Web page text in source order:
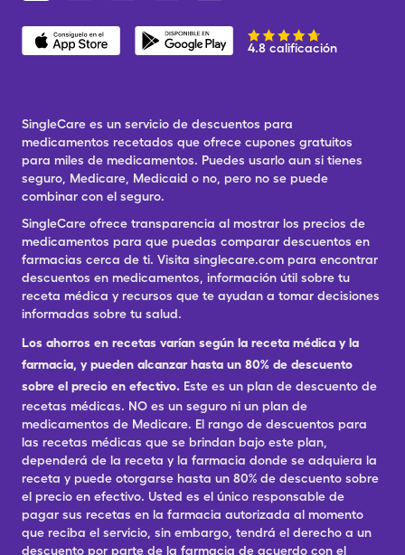
4.8 calificación
SingleCare es un servicio de descuentos para
medicamentos recetados que ofrece cupones gratuitos
para miles de medicamentos. Puedes usarlo aun si tienes
seguro, Medicare, Medicaid o no, pero no se puede
combinar con el seguro.
SingleCare ofrece transparencia al mostrar los precios de
medicamentos para que puedas comparar descuentos en
farmacias cerca de ti. Visita singlecare.com para encontrar
descuentos en medicamentos, información útil sobre tu
receta médica y recursos que te ayudan a tomar decisiones
informadas sobre tu salud.
Los ahorros en recetas varían según la receta médica y la
farmacia, y pueden alcanzar hasta un 80% de descuento
sobre el precio en efectivo. Este es un plan de descuento de
recetas médicas. NO es un seguro ni un plan de
medicamentos de Medicare. El rango de descuentos para
las recetas médicas que se brindan bajo este plan,
dependerá de la receta y la farmacia donde se adquiera la
receta y puede otorgarse hasta un 80% de descuento sobre
el precio en efectivo. Usted es el único responsable de
pagar sus recetas en la farmacia autorizada al momento
que reciba el servicio, sin embargo, tendrá el derecho a un
descuento por parte de la farmacia de acuerdo con el